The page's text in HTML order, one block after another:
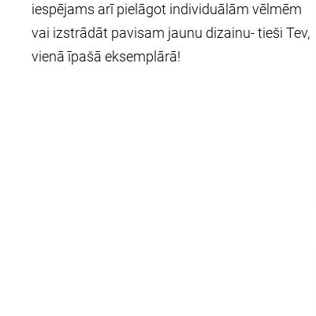
iespējams arī pielāgot individuālām vēlmēm
vai izstrādāt pavisam jaunu dizainu- tieši Tev,
vienā īpašā eksemplārā!